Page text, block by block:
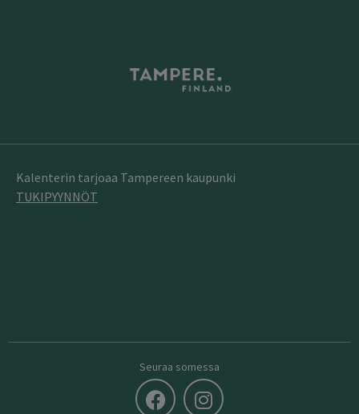
Kalenterin tarjoaa Tampereen kaupunki
TUKIPYYNNÖT
Seuraa somessa